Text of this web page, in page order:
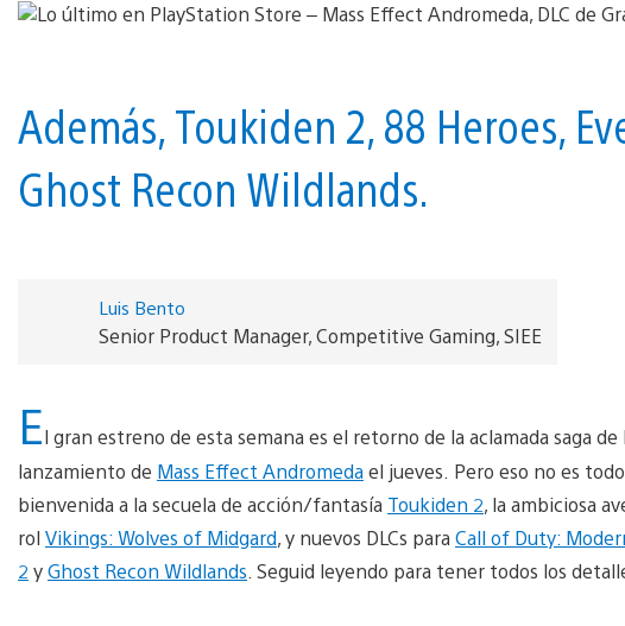
Además, Toukiden 2, 88 Heroes,
Ghost Recon Wildlands.
Luis Bento
Senior Product Manager, Competitive Gaming, SIEE
El gran estreno de esta semana es el retorno de la aclamada saga
lanzamiento de Mass Effect Andromedael jueves. Pero eso no es
bienvenida a la secuela de acción/fantasía Toukiden 2, la ambiciosa
rol Vikings: Wolves of Midgard, y nuevos DLCs para Call of Duty:
2 yGhost Recon Wildlands . Seguid leyendo para tener todos los